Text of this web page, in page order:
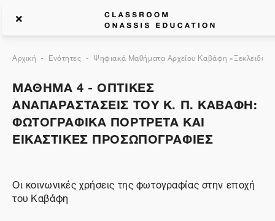
Αρχική Ενότητες Ψηφιακά Μαθήματα Αρχείου Καβάφη
ΜΑΘΗΜΑ 4 - ΟΠΤΙΚΕΣ
ΑΝΑΠΑΡΑΣΤΑΣΕΙΣ ΤΟΥ Κ. Π. ΚΑΒΑΦΗ:
ΦΩΤΟΓΡΑΦΙΚΑ ΠΟΡΤΡΕΤΑ ΚΑΙ
ΕΙΚΑΣΤΙΚΕΣ ΠΡΟΣΩΠΟΓΡΑΦΙΕΣ
Οι κοινωνικές χρήσεις της φωτογραφίας στην εποχή
του Καβάφη